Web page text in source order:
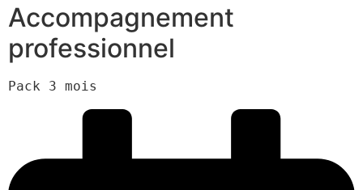
Accompagnement
professionnel
Pack 3 mois